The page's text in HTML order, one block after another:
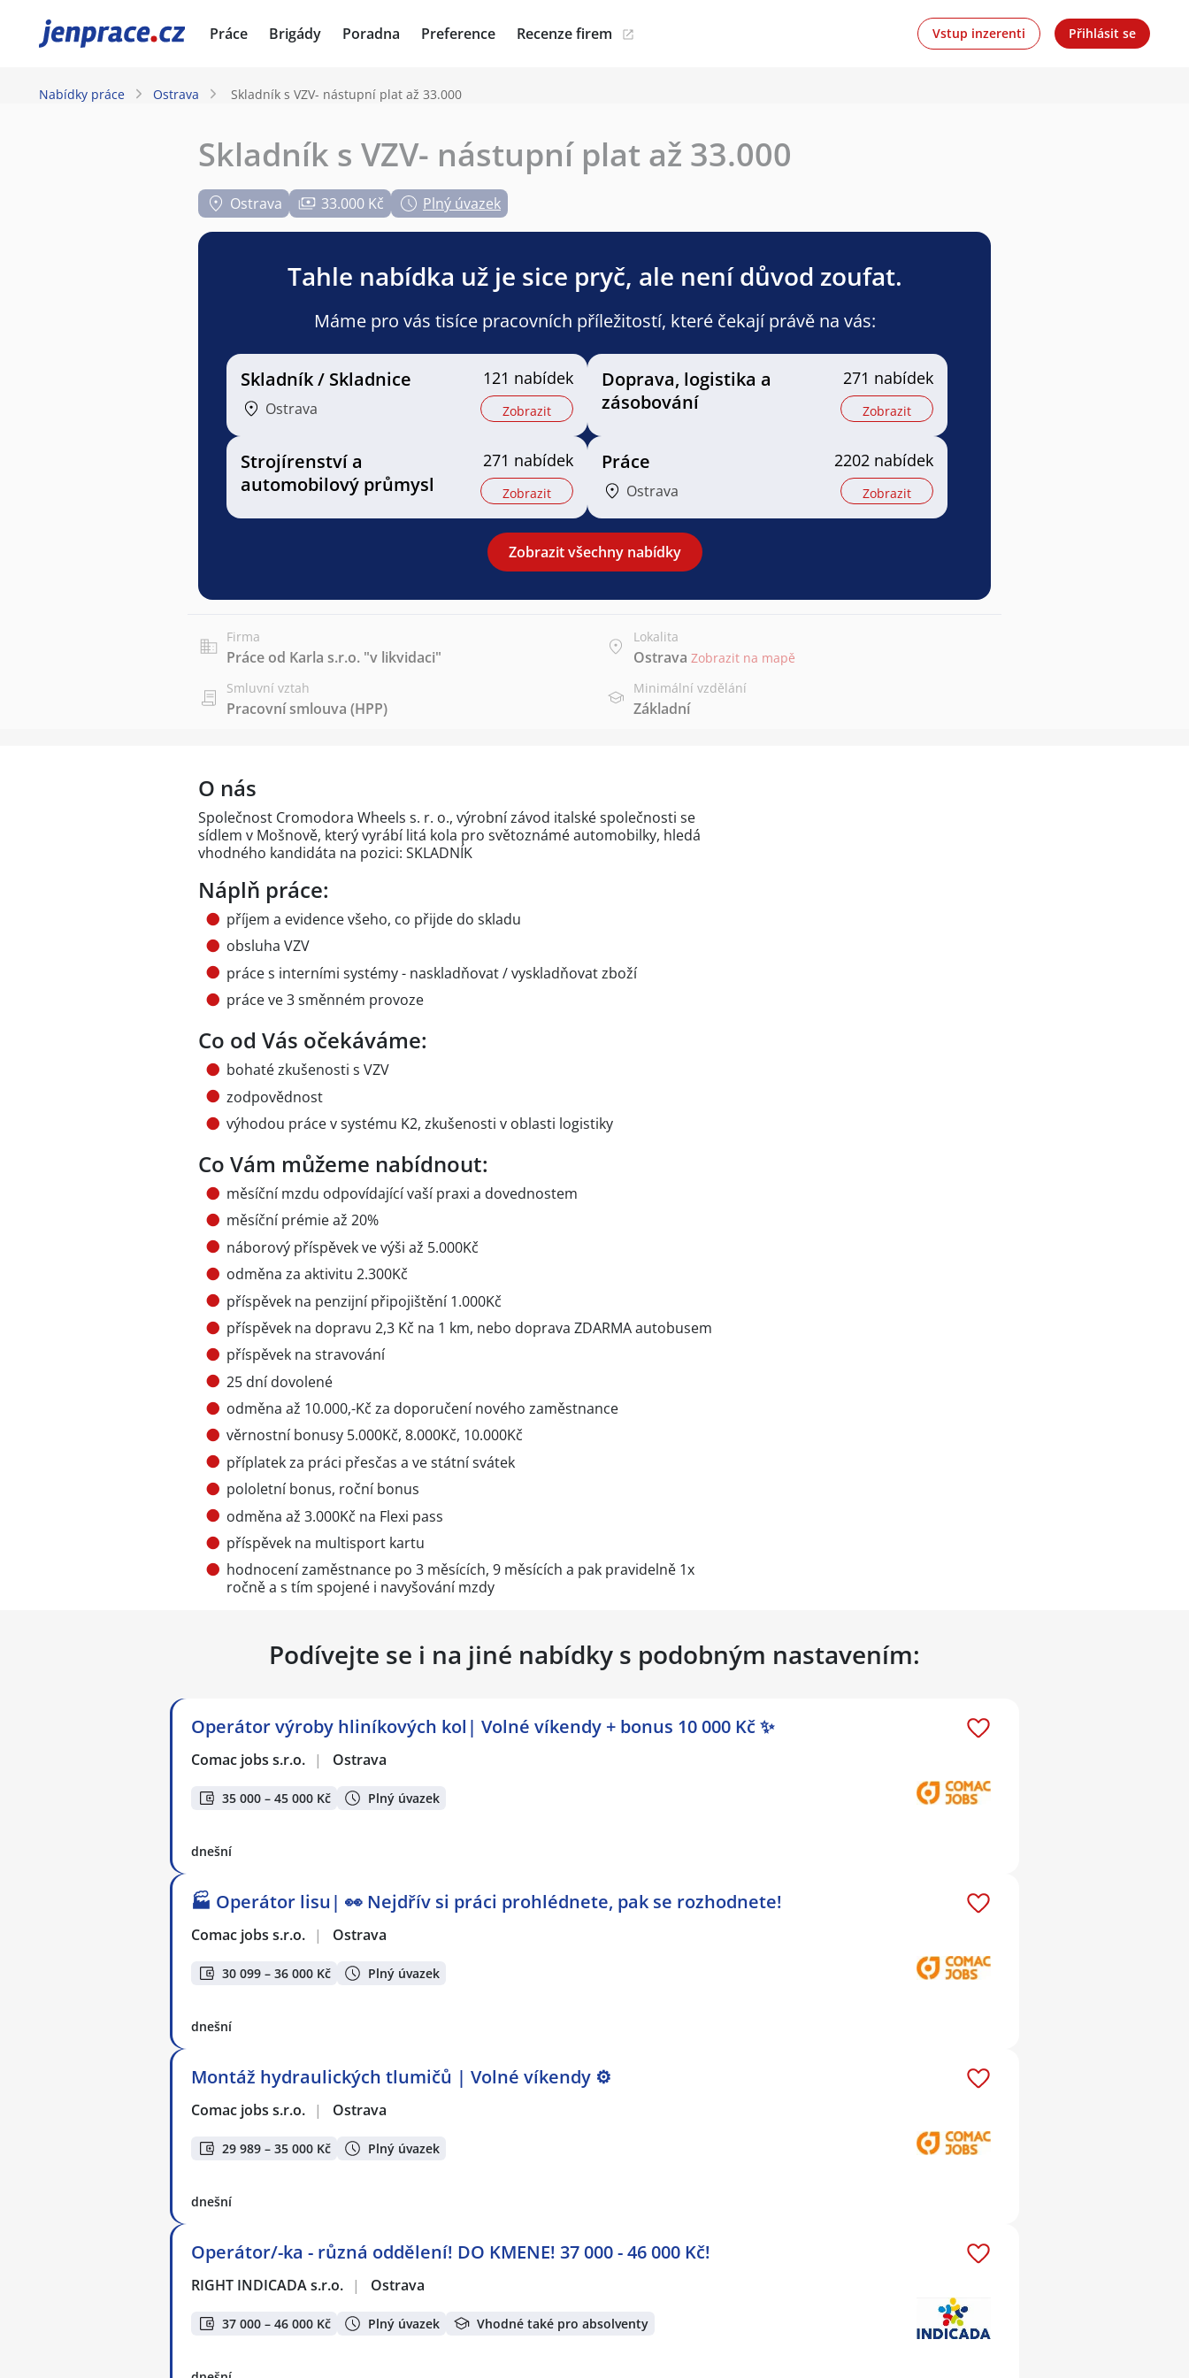
JenPráce.cz Práce Brigády Poradna Preference Recenze firem Vstup inzerenti Přihlásit se
Nabídky práce Ostrava Skladník s VZV- nástupní plat až 33.000
Skladník s VZV- nástupní plat až 33.000
Ostrava 33.000 Kč Plný úvazek
Tahle nabídka už je sice pryč, ale není důvod zoufat.
Máme pro vás tisíce pracovních příležitostí, které čekají právě na vás:
Skladník / Skladnice
Ostrava
121 nabídek
Zobrazit
Doprava, logistika a
zásobování
271 nabídek
Zobrazit
Strojírenství a
automobilový průmysl
271 nabídek
Zobrazit
Práce
Ostrava
2202 nabídek
Zobrazit
Zobrazit všechny nabídky
Firma
Práce od Karla s.r.o. "v likvidaci"
Lokalita
Ostrava Zobrazit na mapě
Smluvní vztah
Pracovní smlouva (HPP)
Minimální vzdělání
Základní
O nás
Společnost Cromodora Wheels s. r. o., výrobní závod italské společnosti se
sídlem v Mošnově, který vyrábí litá kola pro světoznámé automobilky, hledá
vhodného kandidáta na pozici: SKLADNÍK
Náplň práce:
příjem a evidence všeho, co přijde do skladu
obsluha VZV
práce s interními systémy - naskladňovat / vyskladňovat zboží
práce ve 3 směnném provoze
Co od Vás očekáváme:
bohaté zkušenosti s VZV
zodpovědnost
výhodou práce v systému K2, zkušenosti v oblasti logistiky
Co Vám můžeme nabídnout:
měsíční mzdu odpovídající vaší praxi a dovednostem
měsíční prémie až 20%
náborový příspěvek ve výši až 5.000Kč
odměna za aktivitu 2.300Kč
příspěvek na penzijní připojištění 1.000Kč
příspěvek na dopravu 2,3 Kč na 1 km, nebo doprava ZDARMA autobusem
příspěvek na stravování
25 dní dovolené
odměna až 10.000,-Kč za doporučení nového zaměstnance
věrnostní bonusy 5.000Kč, 8.000Kč, 10.000Kč
příplatek za práci přesčas a ve státní svátek
pololetní bonus, roční bonus
odměna až 3.000Kč na Flexi pass
příspěvek na multisport kartu
hodnocení zaměstnance po 3 měsících, 9 měsících a pak pravidelně 1x
ročně a s tím spojené i navyšování mzdy
Podívejte se i na jiné nabídky s podobným nastavením:
Operátor výroby hliníkových kol| Volné víkendy + bonus 10 000 Kč ✨
Comac jobs s.r.o. | Ostrava
35 000 – 45 000 Kč Plný úvazek
dnešní
🏭 Operátor lisu| 👀 Nejdřív si práci prohlédnete, pak se rozhodnete!
Comac jobs s.r.o. | Ostrava
30 099 – 36 000 Kč Plný úvazek
dnešní
Montáž hydraulických tlumičů | Volné víkendy ⚙️
Comac jobs s.r.o. | Ostrava
29 989 – 35 000 Kč Plný úvazek
dnešní
Operátor/-ka - různá oddělení! DO KMENE! 37 000 - 46 000 Kč!
RIGHT INDICADA s.r.o. | Ostrava
37 000 – 46 000 Kč Plný úvazek Vhodné také pro absolventy